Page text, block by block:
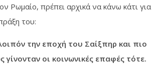
Ρωμαίο, πρέπει αρχικά να κάνω κάτι για
του:
την εποχή του Σαίξπηρ και πιο
γίνονταν οι κοινωνικές επαφές τότε.